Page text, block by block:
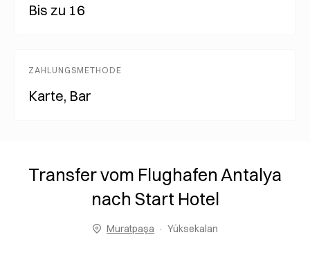
Bis zu 16
ZAHLUNGSMETHODE
Karte, Bar
Transfer vom Flughafen Antalya
nach Start Hotel
Muratpaşa Yüksekalan